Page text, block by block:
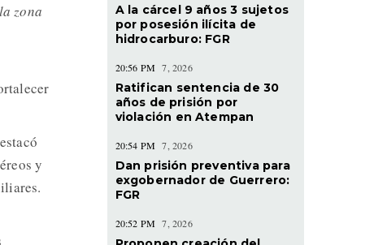
zona
y
A la cárcel 9 años 3 sujetos
por posesión ilícita de
hidrocarburo: FGR
20:56 PM 7, 2026
Ratifican sentencia de 30
años de prisión por
violación en Atempan
20:54 PM 7, 2026
Dan prisión preventiva para
exgobernador de Guerrero:
FGR
20:52 PM 7, 2026